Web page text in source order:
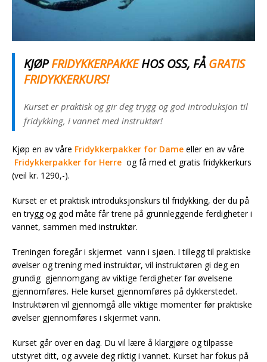
KJØPFRIDYKKERPAKKEHOS OSS, FÅ GRATIS
FRIDYKKERKURS!
Kurset er praktisk og gir deg trygg og god introduksjon til
fridykking, i vannet med instruktør!
Kjøp en av våre Fridykkerpakker for Dame eller en av våre
Fridykkerpakker for Herre og få med et gratis fridykkerkurs
(veil kr. 1290,-).
Kurset er et praktisk introduksjonskurs til fridykking, der du på
en trygg og god måte får trene på grunnleggende ferdigheter i
vannet, sammen med instruktør.
Treningen foregår i skjermet vann i sjøen. I tillegg til praktiske
øvelser og trening med instruktør, vil instruktøren gi deg en
grundig gjennomgang av viktige ferdigheter før øvelsene
gjennomføres. Hele kurset gjennomføres på dykkerstedet.
Instruktøren vil gjennomgå alle viktige momenter før praktiske
øvelser gjennomføres i skjermet vann.
Kurset går over en dag. Du vil lære å klargjøre og tilpasse
utstyret ditt, og avveie deg riktig i vannet. Kurset har fokus på